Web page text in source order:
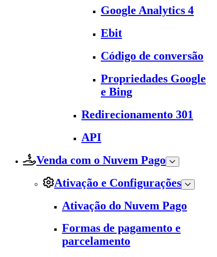
Google Analytics 4
Ebit
Código de conversão
Propriedades Google
e Bing
Redirecionamento 301
API
Venda com o Nuvem Pago
Ativação e Configurações
Ativação do Nuvem Pago
Formas de pagamento e
parcelamento